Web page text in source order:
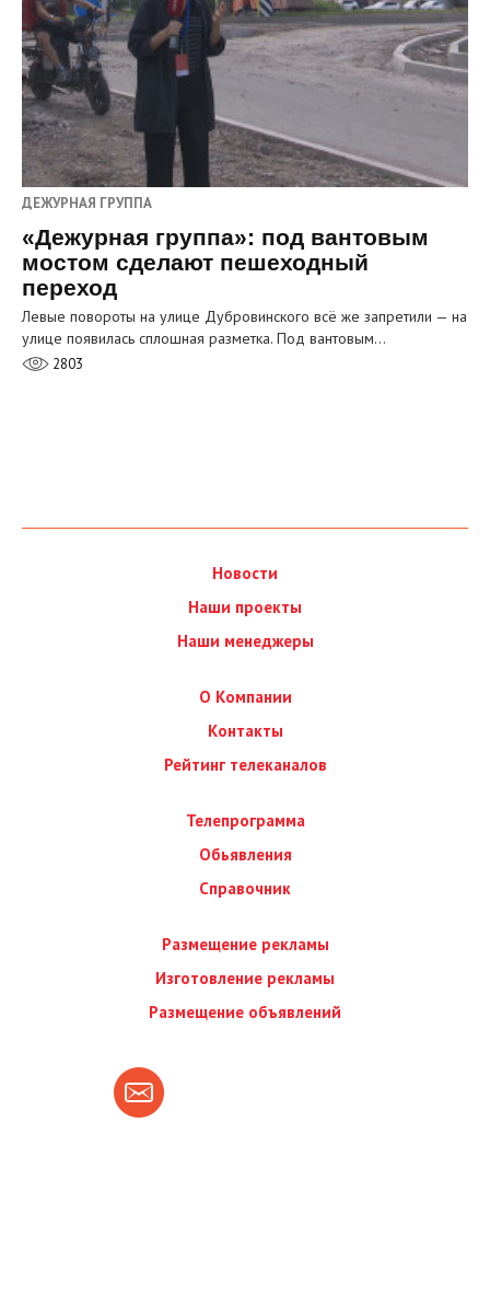
ДЕЖУРНАЯ ГРУППА
«Дежурная группа»: под вантовым
мостом сделают пешеходный
переход
Левые повороты на улице Дубровинского всё же запретили — на
улице появилась сплошная разметка. Под вантовым…
2803
Новости
Наши проекты
Наши менеджеры
О Компании
Контакты
Рейтинг телеканалов
Телепрограмма
Обьявления
Справочник
Размещение рекламы
Изготовление рекламы
Размещение объявлений